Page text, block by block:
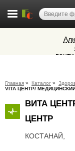
Главная » Каталог »
VITA ЦЕНТР/
ВИТА
ЦЕНТР
КОСТАНАЙ